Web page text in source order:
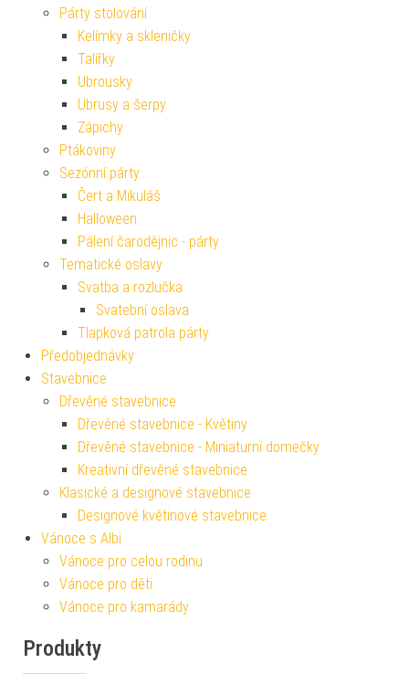
Párty stolování
Kelímky a skleničky
Talířky
Ubrousky
Ubrusy a šerpy
Zápichy
Ptákoviny
Sezónní párty
Čert a Mikuláš
Halloween
Pálení čarodějnic - párty
Tematické oslavy
Svatba a rozlučka
Svatební oslava
Tlapková patrola párty
Předobjednávky
Stavebnice
Dřevěné stavebnice
Dřevěné stavebnice - Květiny
Dřevěné stavebnice - Miniaturní domečky
Kreativní dřevěné stavebnice
Klasické a designové stavebnice
Designové květinové stavebnice
Vánoce s Albi
Vánoce pro celou rodinu
Vánoce pro děti
Vánoce pro kamarády
Produkty